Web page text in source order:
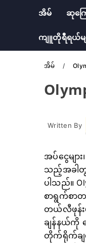
အိမ် ဆုကြ
ကျူတိုရီရယ်မျ
အိမ်
Written By
အပ်ငွေမျ
သည့်အခါတွ
ပါသည်။
စာရွက်စာတ
တယ်လီဖုန်း
ချန်နယ်ကို
တိုက်ရိုက်ချ